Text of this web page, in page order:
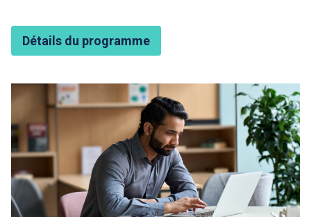
Détails du programme
Featured Image